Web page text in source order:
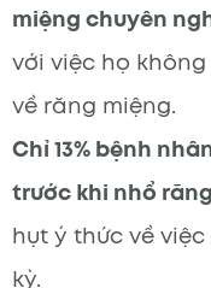
miệng chuyên
với việc họ
về răng miệng.
Chỉ 13% bệnh
trước khi nhổ răng
hụt ý thức về
kỳ.